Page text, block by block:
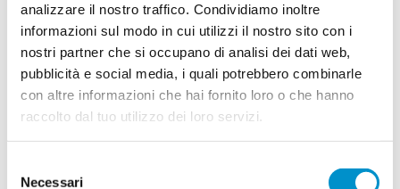
analizzare il nostro traffico. Condividiamo inoltre
informazioni sul modo in cui utilizzi il nostro sito con i
nostri partner che si occupano di analisi dei dati web,
pubblicità e social media, i quali potrebbero combinarle
con altre informazioni che hai fornito loro o che hanno
raccolto dal tuo utilizzo dei loro servizi.
delNecessari
Il ‘no’ del
Mendrisiotto è
diventato un ‘sì, ma’
Lombardi sottolinea che si valuta positivamente